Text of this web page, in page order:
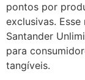
pontos por
exclusivas.
Santander
para
tangíveis.